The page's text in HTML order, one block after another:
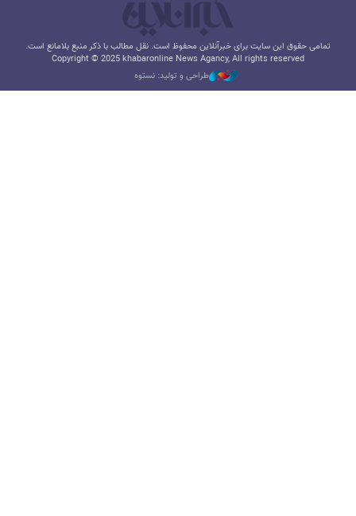
تمامی حقوق این سایت برای خبرآنلاین محفوظ است. نقل مطالب با ذکر منبع بلامانع است.
Copyright © 2025 khabaronline News Agancy, All rights reserved
طراحی و تولید: نستوه